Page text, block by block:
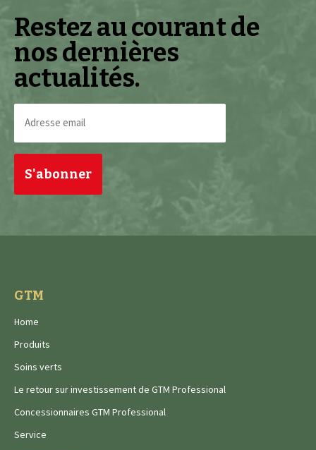
Restez au courant de
nos dernières
actualités.
email
GTM
Home
Produits
Soins verts
Le retour sur investissement de GTM Professional
Concessionnaires GTM Professional
Service